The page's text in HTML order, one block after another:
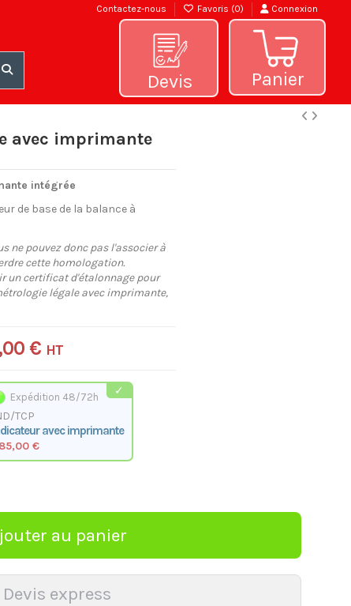
Contactez-nous Favoris (0) Connexion
Devis Panier
avec imprimante
intégrée
de base de la balance à
ne pouvez donc pas l'associer à
cette homologation.
un certificat d'étalonnage pour
légale avec imprimante,
€ HT
TCP
avec imprimante
€
Expédition 48/72h